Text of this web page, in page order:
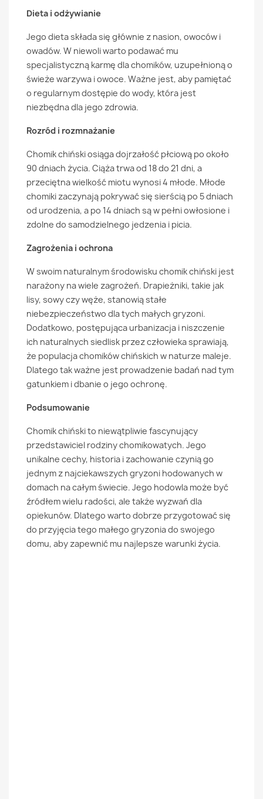
Dieta i odżywianie
Jego dieta składa się głównie z nasion, owoców i
owadów. W niewoli warto podawać mu
specjalistyczną karmę dla chomików, uzupełnioną o
świeże warzywa i owoce. Ważne jest, aby pamiętać
o regularnym dostępie do wody, która jest
niezbędna dla jego zdrowia.
Rozród i rozmnażanie
Chomik chiński osiąga dojrzałość płciową po około
90 dniach życia. Ciąża trwa od 18 do 21 dni, a
przeciętna wielkość miotu wynosi 4 młode. Młode
chomiki zaczynają pokrywać się sierścią po 5 dniach
od urodzenia, a po 14 dniach są w pełni owłosione i
zdolne do samodzielnego jedzenia i picia.
Zagrożenia i ochrona
W swoim naturalnym środowisku chomik chiński jest
narażony na wiele zagrożeń. Drapieżniki, takie jak
lisy, sowy czy węże, stanowią stałe
niebezpieczeństwo dla tych małych gryzoni.
Dodatkowo, postępująca urbanizacja i niszczenie
ich naturalnych siedlisk przez człowieka sprawiają,
że populacja chomików chińskich w naturze maleje.
Dlatego tak ważne jest prowadzenie badań nad tym
gatunkiem i dbanie o jego ochronę.
Podsumowanie
Chomik chiński to niewątpliwie fascynujący
przedstawiciel rodziny chomikowatych. Jego
unikalne cechy, historia i zachowanie czynią go
jednym z najciekawszych gryzoni hodowanych w
domach na całym świecie. Jego hodowla może być
źródłem wielu radości, ale także wyzwań dla
opiekunów. Dlatego warto dobrze przygotować się
do przyjęcia tego małego gryzonia do swojego
domu, aby zapewnić mu najlepsze warunki życia.